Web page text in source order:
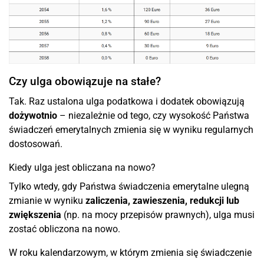
Czy ulga obowiązuje na stałe?
Tak. Raz ustalona ulga podatkowa i dodatek obowiązują
dożywotnio – niezależnie od tego, czy wysokość Państwa
świadczeń emerytalnych zmienia się w wyniku regularnych
dostosowań.
Kiedy ulga jest obliczana na nowo?
Tylko wtedy, gdy Państwa świadczenia emerytalne ulegną
zmianie w wyniku zaliczenia, zawieszenia, redukcji lub
zwiększenia (np. na mocy przepisów prawnych), ulga musi
zostać obliczona na nowo.
W roku kalendarzowym, w którym zmienia się świadczenie